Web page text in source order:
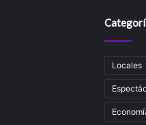
Locales